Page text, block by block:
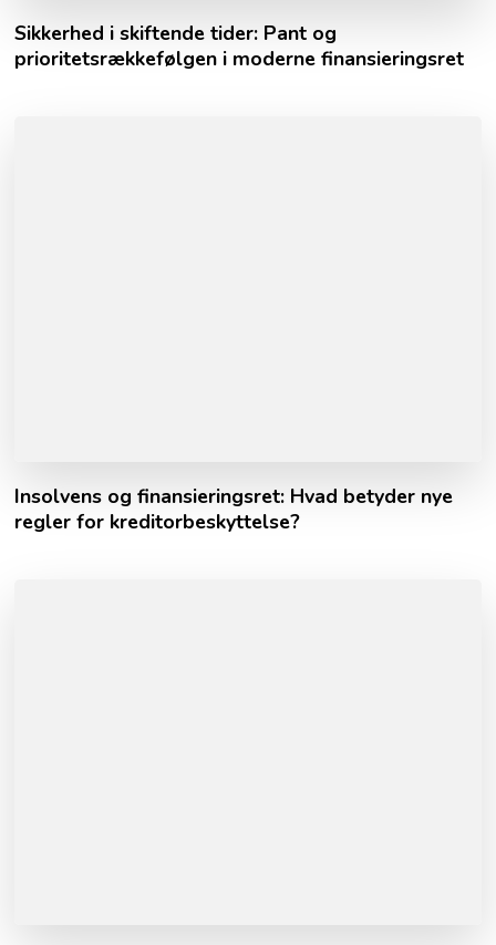
Sikkerhed i skiftende tider: Pant og
prioritetsrækkefølgen i moderne finansieringsret
Insolvens og finansieringsret: Hvad betyder nye
regler for kreditorbeskyttelse?